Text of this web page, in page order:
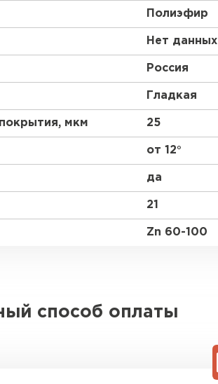
Полиэфир
Нет данных
Россия
Гладкая
мкм 25
от 12°
да
21
Zn 60-100
способ оплаты